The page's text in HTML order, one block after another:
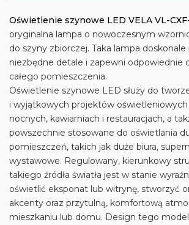
Oświetlenie szynowe LED VELA VL-
oryginalna lampa o nowoczesnym
do szyny zbiorczej. Taka lampa doskonale
niezbędne detale i zapewni odpowiednie
całego pomieszczenia.
Oświetlenie szynowe LED służy do
i wyjątkowych projektów
nocnych, kawiarniach i restauracjach, a
powszechnie stosowane do oświetlania
pomieszczeń, takich jak duże biura,
wystawowe. Regulowany, kierunkowy
takiego źródła światła jest w stanie
oświetlić eksponat lub witrynę, stworzyć
akcenty oraz przytulną, komfortową
mieszkaniu lub domu. Design tego